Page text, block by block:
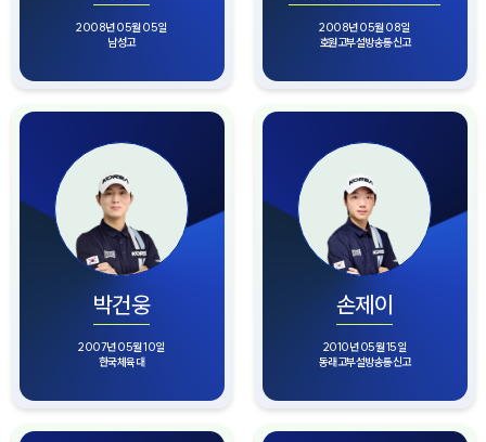
2008년 05월 05일
남성고
2008년 05월 08일
호원고부설방송통신고
박건웅
2007년 05월 10일
한국체육대
손제이
2010년 05월 15일
동래고부설방송통신고